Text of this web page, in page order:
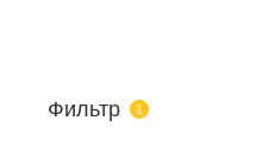
Фильтр 1